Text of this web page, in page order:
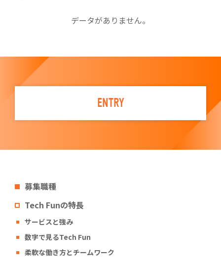
データがありません。
ENTRY
募集職種
Tech Funの特長
サービスと強み
数字で見るTech Fun
柔軟な働き方とチームワーク